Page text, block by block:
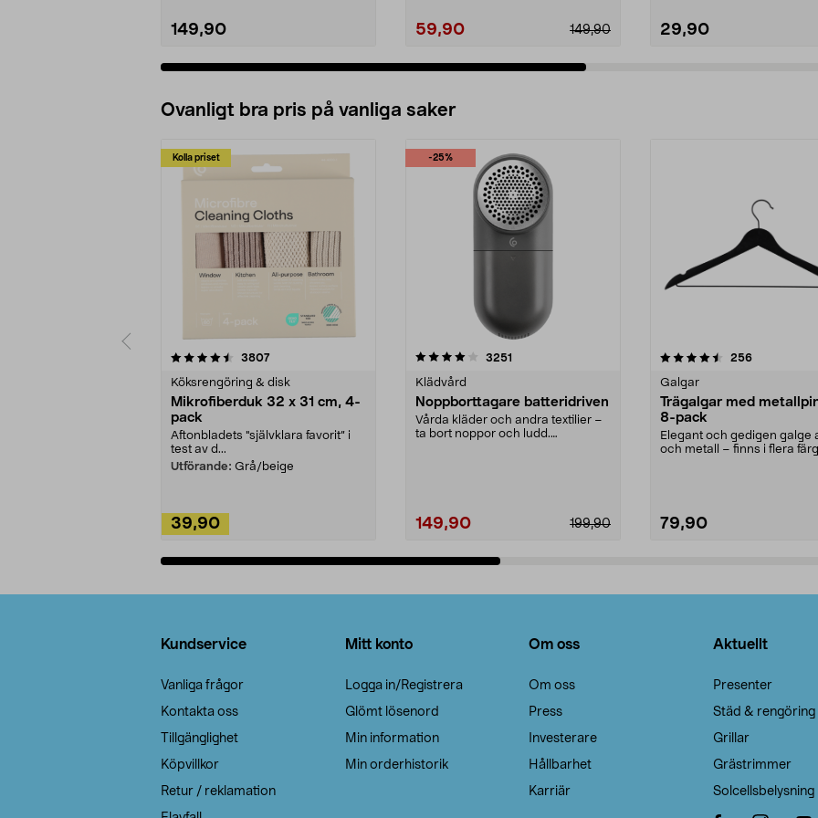
149,90 59,90 149,90 29,90
Ovanligt bra pris på vanliga saker
Kolla priset
3807recensioner
Köksrengöring & disk
Mikrofiberduk 32 x 31 cm, 4-
pack
Aftonbladets "självklara favorit” i
test av d...
Utförande: Grå/beige
39,90
-25%
4.0av 5 stjärnor 3251
Klädvård
Noppborttagare batteridriven
Vårda kläder och andra textilier –
ta bort noppor och ludd.
199,90
149,90
4.5av 5 stjärnor 256recensioner
Galgar
Trägalgar med
8-pack
Elegant och gedigen galge
och metall – finns i flera
79,90
4.0av 5 stjärnor
Kundservice
Vanliga frågor
Kontakta oss
Tillgänglighet
Köpvillkor
Retur / reklamation
Mitt konto
Logga in/Registrera
Glömt lösenord
Min information
Min orderhistorik
Om oss
Om oss
Press
Investerare
Hållbarhet
Karriär
Aktuellt
Presenter
Städ & rengöring
Grillar
Grästrimmer
Solcellsbelysning